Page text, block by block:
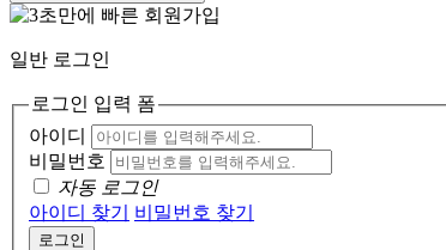
일반 로그인
로그인 입력 폼
아이디
비밀번호
로그인
자동 로그인
아이디 찾기
비밀번호 찾기